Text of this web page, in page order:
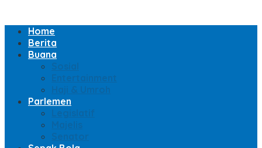
Home
Berita
Buana
Sosial
Entertainment
Haji & Umroh
Parlemen
Legislatif
Majelis
Senator